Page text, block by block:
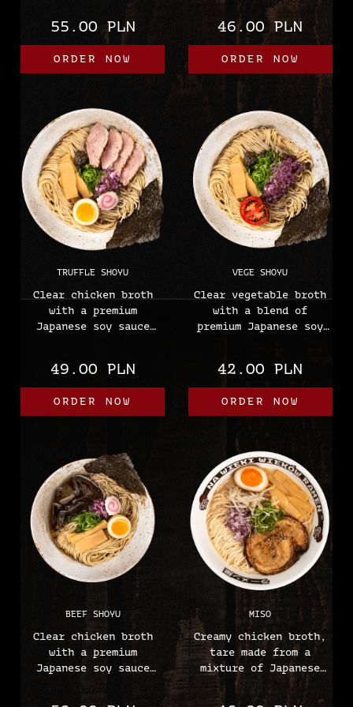
corn, red onion,
narutomak, 1/2
ajitsuke egg, butter,
Allergens:
(soy, wheat, milk,
cream, fish, eggs,
(gluten, lactose) may
contain peanuts,
celery, mustard
55.00 PLN
ORDER NOW
chives, half an
ajitsuke egg, naruto
(fish cake), sous vide
pork or chashu bacon,
chiyu oil, homemade
Allergens:
(soy, wheat, egg,
fish, gluten)
46.00 PLN
ORDER NOW
TRUFFLE SHOYU
Clear chicken broth
with a premium
Japanese soy sauce
ajitsuke egg, naruto
(fish cake), sous vide
or chashu pork,
noodles.
Allergens:
(soy, wheat, egg,
fish, gluten)
49.00 PLN
ORDER NOW
VEGE SHOYU
Clear vegetable broth
with a blend of
premium Japanese soy
tomato, chives oil,
nori, leek brushwood,
homemade Ramen noodles
42.00 PLN
ORDER NOW
BEEF SHOYU
Clear chicken broth
with a premium
Japanese soy sauce
MISO
Creamy chicken broth,
tare made from a
mixture of Japanese
miso pastes, sous vide
pork, menma, mung bean